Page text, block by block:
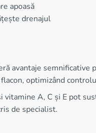
apoasă
drenajul
avantaje
optimizând
A, C și E pot
de specialist.